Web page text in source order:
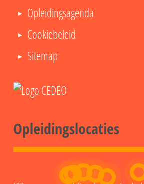
Opleidingsagenda
Cookiebeleid
Sitemap
Opleidingslocaties